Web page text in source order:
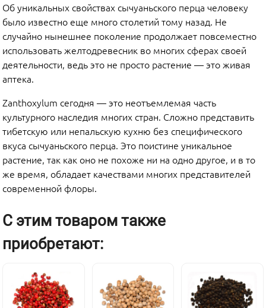
Об уникальных свойствах сычуаньского перца человеку
было известно еще много столетий тому назад. Не
случайно нынешнее поколение продолжает повсеместно
использовать желтодревесник во многих сферах своей
деятельности, ведь это не просто растение — это живая
аптека.
Zanthoxylum сегодня — это неотъемлемая часть
культурного наследия многих стран. Сложно представить
тибетскую или непальскую кухню без специфического
вкуса сычуаньского перца. Это поистине уникальное
растение, так как оно не похоже ни на одно другое, и в то
же время, обладает качествами многих представителей
современной флоры.
С этим товаром также
приобретают: